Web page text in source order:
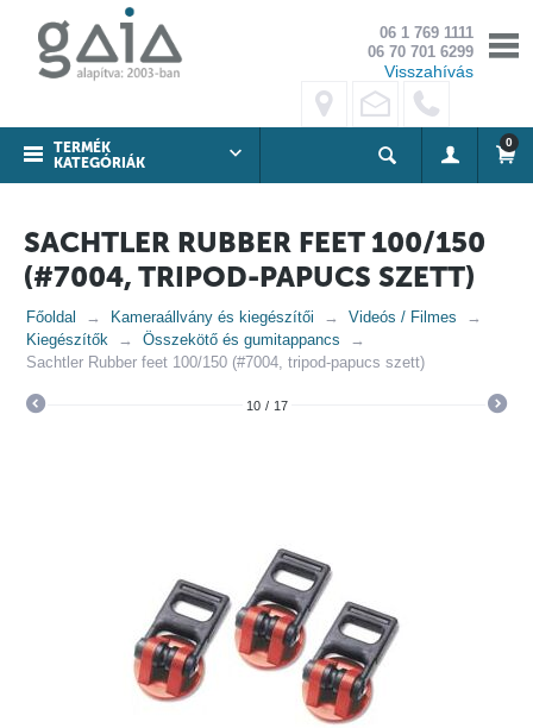
06 1 769 1111
06 70 701 6299
Visszahívás
TERMÉK
KATEGÓRIÁK
0
SACHTLER RUBBER FEET 100/150
(#7004, TRIPOD-PAPUCS SZETT)
Főoldal Kameraállvány és kiegészítői
Videós / Filmes
Kiegészítők
Összekötő és gumitappancs
Sachtler Rubber feet 100/150 (#7004, tripod-papucs szett)
10 / 17